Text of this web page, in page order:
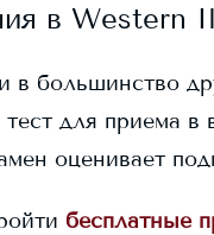
в Western
в большинство
для приема
оценивает
бесплатные